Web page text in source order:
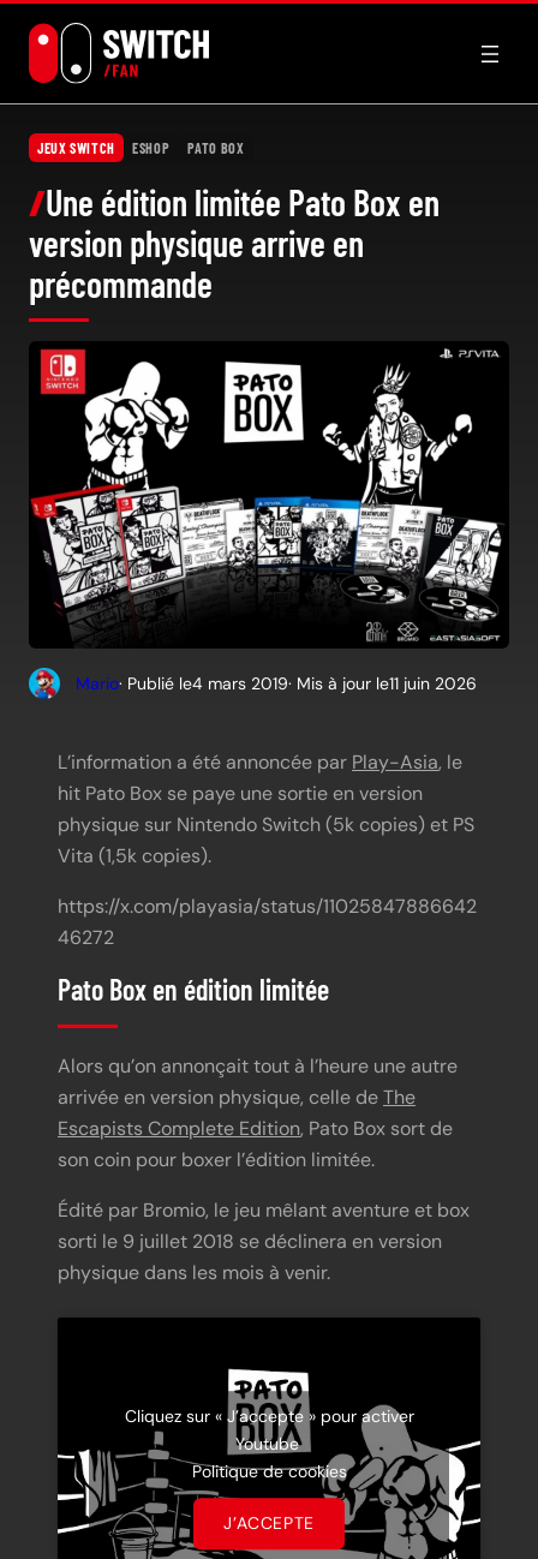
contenu
JEUX SWITCH ESHOP PATO BOX
Une édition limitée Pato Box en
version physique arrive en
précommande
Mario· Publié le4 mars 2019· Mis à jour le11 juin 2026
L’information a été annoncée par Play-Asia, le
hit Pato Box se paye une sortie en version
physique sur Nintendo Switch (5k copies) et PS
Vita (1,5k copies).
https://x.com/playasia/status/11025847886642
46272
Pato Box en édition limitée
Alors qu’on annonçait tout à l’heure une autre
arrivée en version physique, celle deThe
Escapists Complete Edition, Pato Box sort de
son coin pour boxer l’édition limitée.
Édité par Bromio, le jeu mêlant aventure et box
sorti le 9 juillet 2018 se déclinera en version
physique dans les mois à venir.
Cliquez sur « J’accepte » pour activer
Youtube
Politique de cookies
J’ACCEPTE